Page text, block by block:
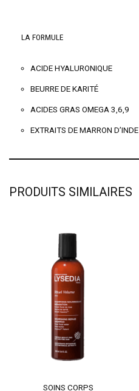
LA FORMULE
ACIDE HYALURONIQUE
BEURRE DE KARITÉ
ACIDES GRAS OMEGA 3,6,9
EXTRAITS DE MARRON D’INDE
PRODUITS SIMILAIRES
SOINS CORPS